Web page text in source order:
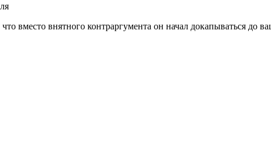
вместо внятного контраргумента он начал докапываться до